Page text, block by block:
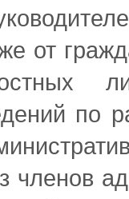
от
по
членов